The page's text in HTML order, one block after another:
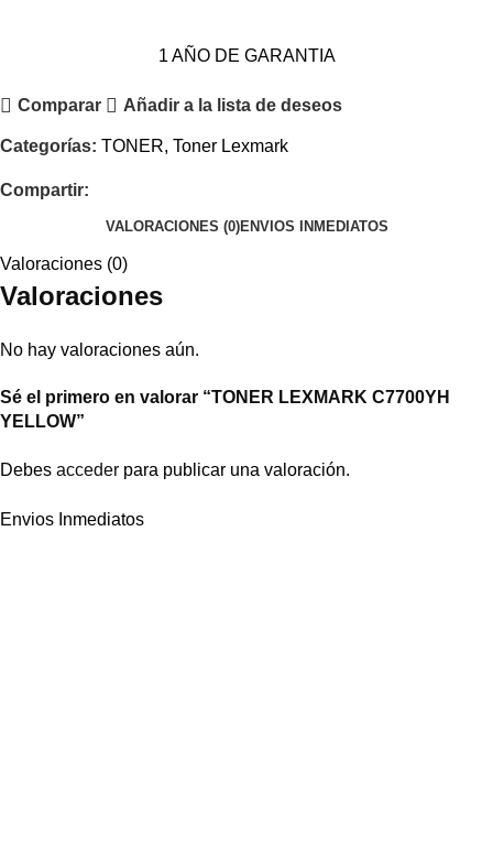
1 AÑO DE GARANTIA
Comparar Añadir a la lista de deseos
Categorías: TONER, Toner Lexmark
Compartir:
VALORACIONES (0)ENVIOS INMEDIATOS
Valoraciones (0)
Valoraciones
No hay valoraciones aún.
Sé el primero en valorar “TONER LEXMARK C7700YH
YELLOW”
Debes acceder para publicar una valoración.
Envios Inmediatos